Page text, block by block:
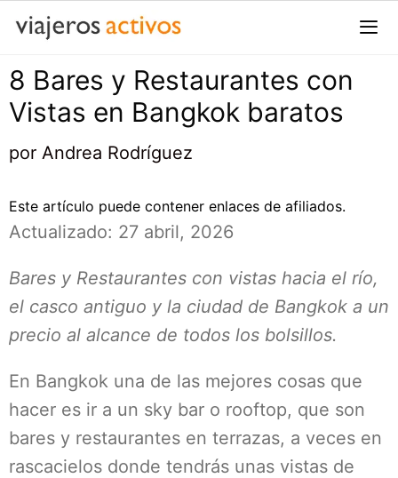
Saltar
contenido
8 Bares y Restaurantes con
Vistas en Bangkok baratos
por Andrea Rodríguez
Este artículo puede contener enlaces de afiliados.
Actualizado: 27 abril, 2026
Bares y Restaurantes con vistas hacia el río,
el casco antiguo y la ciudad de Bangkok a un
precio al alcance de todos los bolsillos.
En Bangkok una de las mejores cosas que
hacer es ir a un sky bar o rooftop, que son
bares y restaurantes en terrazas, a veces en
rascacielos donde tendrás unas vistas de